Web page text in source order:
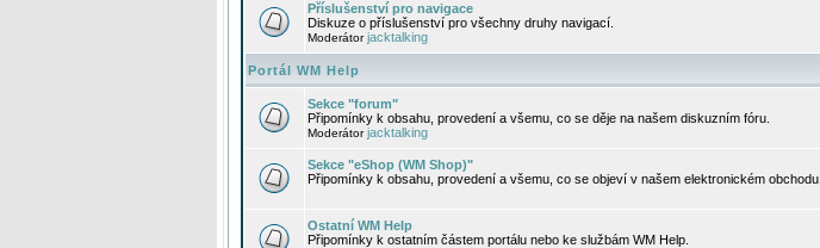
Příslušenství pro navigace
Diskuze o příslušenství pro všechny druhy navigací.
Moderátorjacktalking
Portál WM Help
Sekce "forum"
Připomínky k obsahu, provedení a všemu, co se děje na našem diskuzním fóru.
Moderátorjacktalking
Sekce "eShop (WM Shop)"
Připomínky k obsahu, provedení a všemu, co se objeví v našem elektronickém obchodu.
Ostatní WM Help
Připomínky k ostatním částem portálu nebo ke službám WM Help.